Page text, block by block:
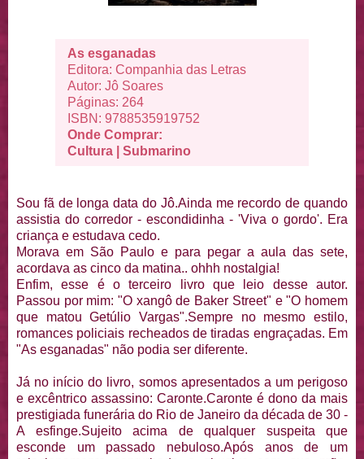
As esganadas
Editora: Companhia das Letras
Autor: Jô Soares
Páginas: 264
ISBN: 9788535919752
Onde Comprar:
Cultura |Submarino
Sou fã de longa data do Jô.Ainda me recordo de quando
assistia do corredor - escondidinha - 'Viva o gordo'. Era
criança e estudava cedo.
Morava em São Paulo e para pegar a aula das sete,
acordava as cinco da matina.. ohhh nostalgia!
Enfim, esse é o terceiro livro que leio desse autor.
Passou por mim: "O xangô de Baker Street" e "O homem
que matou Getúlio Vargas".Sempre no mesmo estilo,
romances policiais recheados de tiradas engraçadas. Em
"As esganadas" não podia ser diferente.
Já no início do livro, somos apresentados a um perigoso
e excêntrico assassino: Caronte.Caronte é dono da mais
prestigiada funerária do Rio de Janeiro da década de 30 -
A esfinge.Sujeito acima de qualquer suspeita que
esconde um passado nebuloso.Após anos de um